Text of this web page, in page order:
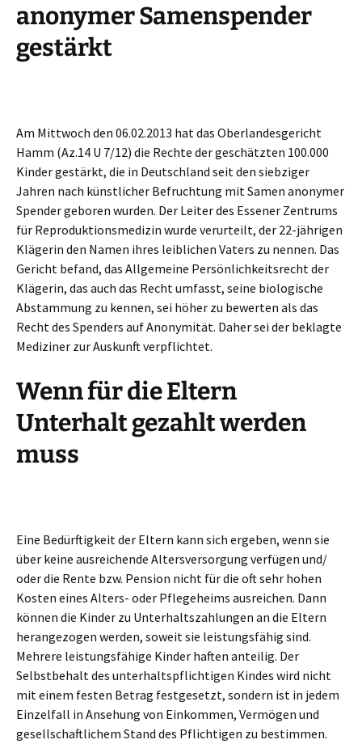
anonymer Samenspender
gestärkt
Am Mittwoch den 06.02.2013 hat das Oberlandesgericht
Hamm (Az.14 U 7/12) die Rechte der geschätzten 100.000
Kinder gestärkt, die in Deutschland seit den siebziger
Jahren nach künstlicher Befruchtung mit Samen anonymer
Spender geboren wurden. Der Leiter des Essener Zentrums
für Reproduktionsmedizin wurde verurteilt, der 22-jährigen
Klägerin den Namen ihres leiblichen Vaters zu nennen. Das
Gericht befand, das Allgemeine Persönlichkeitsrecht der
Klägerin, das auch das Recht umfasst, seine biologische
Abstammung zu kennen, sei höher zu bewerten als das
Recht des Spenders auf Anonymität. Daher sei der beklagte
Mediziner zur Auskunft verpflichtet.
Wenn für die Eltern
Unterhalt gezahlt werden
muss
Eine Bedürftigkeit der Eltern kann sich ergeben, wenn sie
über keine ausreichende Altersversorgung verfügen und/
oder die Rente bzw. Pension nicht für die oft sehr hohen
Kosten eines Alters- oder Pflegeheims ausreichen. Dann
können die Kinder zu Unterhaltszahlungen an die Eltern
herangezogen werden, soweit sie leistungsfähig sind.
Mehrere leistungsfähige Kinder haften anteilig. Der
Selbstbehalt des unterhaltspflichtigen Kindes wird nicht
mit einem festen Betrag festgesetzt, sondern ist in jedem
Einzelfall in Ansehung von Einkommen, Vermögen und
gesellschaftlichem Stand des Pflichtigen zu bestimmen.